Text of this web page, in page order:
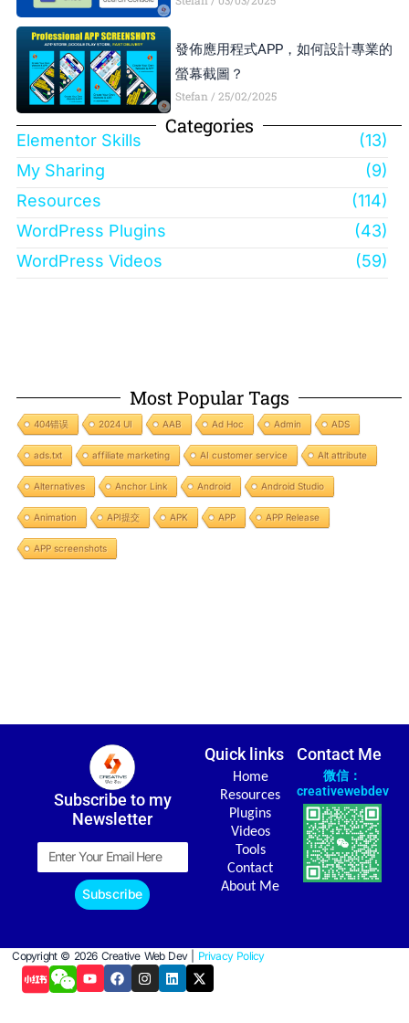
發佈應用程式APP，如何設計專業的
螢幕截圖？
Stefan 25/02/2025
Categories
Elementor Skills
(13)
My Sharing
(9)
Resources
(114)
WordPress Plugins
(43)
WordPress Videos
(59)
Most Popular Tags
404错误 2024 UI AAB Ad Hoc Admin ADS
ads.txt affiliate marketing AI customer service Alt attribute
Alternatives Anchor Link Android Android Studio
Animation API提交 APK APP APP Release
APP screenshots
Subscribe to my
Newsletter
Email
Subscribe
Quick links
Home
Resources
Plugins
Videos
Tools
Contact
About Me
Contact Me
微信：
creativewebdev
Copyright © 2026 Creative Web Dev | Privacy Policy
Y
o
u
F
a
c
I
n
s
L
i
n
X
-
t